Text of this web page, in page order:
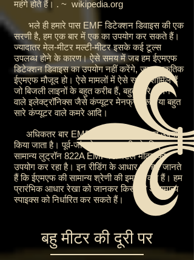
महंगे होते हैं। . ~ wikipedia.org
भले ही हमारे पास EMF डिटेक्शन डिवाइस की एक
सरणी है, हम एक बार में एक का उपयोग कर सकते हैं।
ज्यादातर मेल-मीटर मल्टी-मीटर इसके कई टूल्स
उपलब्ध होने के कारण। ऐसे समय में जब हम ईएमएफ
डिटेक्शन डिवाइस का उपयोग नहीं करेंगे, जब प्राकृतिक
ईएमएफ मौजूद हो। ऐसे मामलों में ऐसे स्थान शामिल हैं
जो बिजली लाइनों के बहुत करीब हैं, बहुत सारे चलने
वाले इलेक्ट्रॉनिक्स जैसे कंप्यूटर मेनफ्रेम रूम या बहुत
सारे कंप्यूटर वाले कमरे आदि।
अधिकतर बार EMF डिटेक्शन डिवाइस का उपयोग
किया जाता है। पूर्व-जांच बेस लाइन स्वीप के लिए
सामान्य लुट्रॉन 822A EMF डिजिटल मीटर का
उपयोग कर रहा है। इन रीडिंग के आधार पर हम जानते
हैं कि ईएमएफ की सामान्य श्रेणी की इमारतें क्या हैं। हम
प्रारंभिक आधार रेखा को जानकर किसी भी असामान्य
स्पाइक्स को निर्धारित कर सकते हैं।
बहु मीटर की दूरी पर